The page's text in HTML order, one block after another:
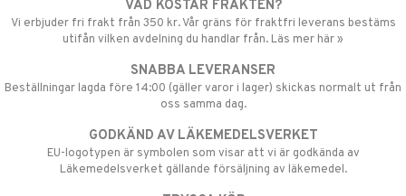
VAD KOSTAR FRAKTEN?
Vi erbjuder fri frakt från 350 kr. Vår gräns för fraktfri leverans bestäms
utifån vilken avdelning du handlar från. Läs mer här »
SNABBA LEVERANSER
Beställningar lagda före 14:00 (gäller varor i lager) skickas normalt ut från
oss samma dag.
GODKÄND AV LÄKEMEDELSVERKET
EU-logotypen är symbolen som visar att vi är godkända av
Läkemedelsverket gällande försäljning av läkemedel.